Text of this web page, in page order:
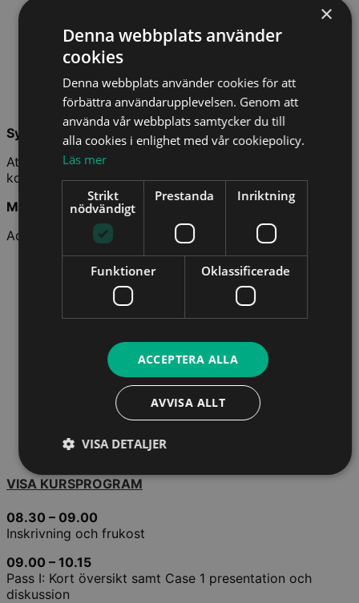
Syfte/mål med utbildningen:
Att ge deltagaren en bättre förståelse för vad som gäller
kommersiella avtal i Sverige och England
Målgrupp
Advokater, bolagsjurister m.fl.
VISA KURSPROGRAM
08.30 – 09.00
Inskrivning och frukost
09.00 – 10.15
Pass I: Kort översikt samt Case 1 presentation och
diskussion
×
Denna webbplats använder
cookies
Denna webbplats använder cookies för att
förbättra användarupplevelsen. Genom att
använda vår webbplats samtycker du till
alla cookies i enlighet med vår cookiepolicy.
Läs mer
Strikt
nödvändigt
Prestanda Inriktning
Funktioner Oklassificerade
ACCEPTERA ALLA
AVVISA ALLT
VISA DETALJER